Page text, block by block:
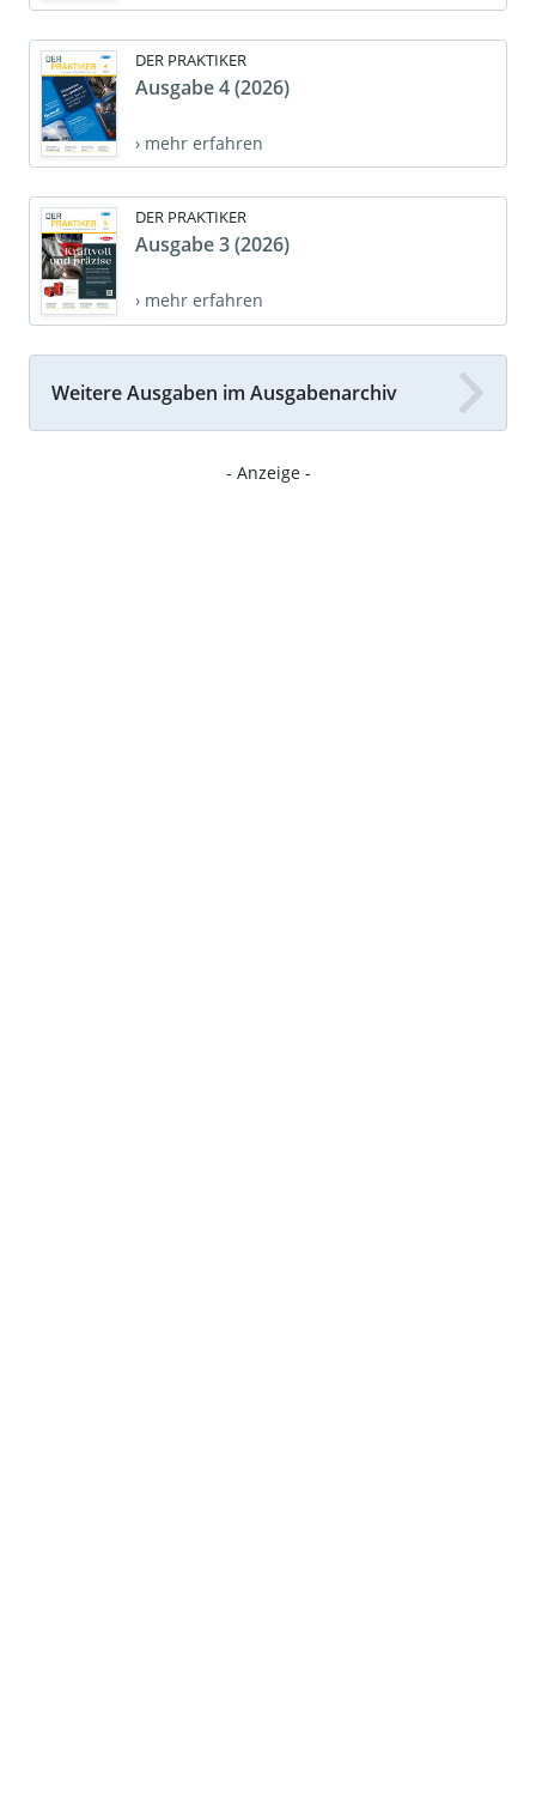
DER PRAKTIKER
Ausgabe 4 (2026)
› mehr erfahren
DER PRAKTIKER
Ausgabe 3 (2026)
› mehr erfahren
Weitere Ausgaben im Ausgabenarchiv
- Anzeige -